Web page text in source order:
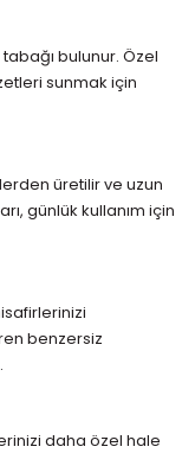
bulunur. Özel
sunmak için
üretilir ve uzun
günlük kullanım için
benzersiz
daha özel hale